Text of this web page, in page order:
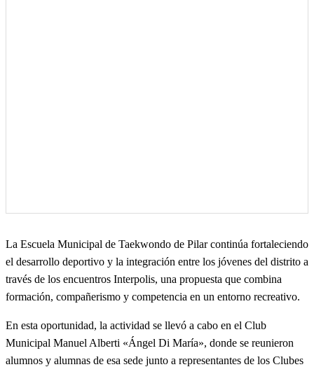
La Escuela Municipal de Taekwondo de Pilar continúa fortaleciendo
el desarrollo deportivo y la integración entre los jóvenes del distrito a
través de los encuentros Interpolis, una propuesta que combina
formación, compañerismo y competencia en un entorno recreativo.
En esta oportunidad, la actividad se llevó a cabo en el Club
Municipal Manuel Alberti «Ángel Di María», donde se reunieron
alumnos y alumnas de esa sede junto a representantes de los Clubes